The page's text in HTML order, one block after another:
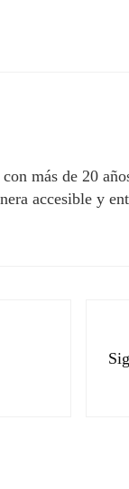
más de 20
accesible y